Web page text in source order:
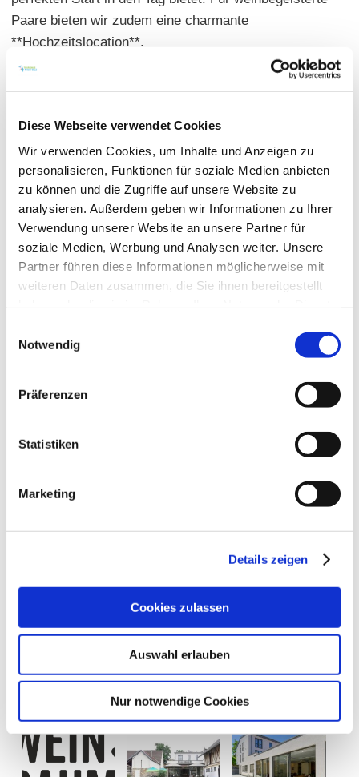
Diese Webseite verwendet Cookies
Wir verwenden Cookies, um Inhalte und Anzeigen zu
personalisieren, Funktionen für soziale Medien anbieten
zu können und die Zugriffe auf unsere Website zu
analysieren. Außerdem geben wir Informationen zu Ihrer
Verwendung unserer Website an unsere Partner für
soziale Medien, Werbung und Analysen weiter. Unsere
Partner führen diese Informationen möglicherweise mit
weiteren Daten zusammen, die Sie ihnen bereitgestellt
Notwendig
Präferenzen
Statistiken
Marketing
Details zeigen
Cookies zulassen
Auswahl erlauben
Nur notwendige Cookies
Paare bieten wir zudem eine charmante
**Hochzeitslocation**.
Wir legen großen Wert auf Komfort und bieten Ihnen
neben kostenfreiem **WiFi** auch eine **Vinothek**
für gemütliche Stunden mit Freunden und Familie.
Wanderwegen
, die Ihnen zahlreiche
Erkundungsmöglichkeiten bieten. Parkplätze sind
ebenfalls vorhanden, damit Sie ganz entspannt
ankommen können.
Auf Anfrage kann auch ein Shuttle-Service
zum Bahnhof oder diversen Veranstaltungen
Exquisite Weine und regionale Produkte
Besuchen Sie uns im
Gästehaus Zum Weintraum
und lassen Sie sich von der Gastfreundschaft und den